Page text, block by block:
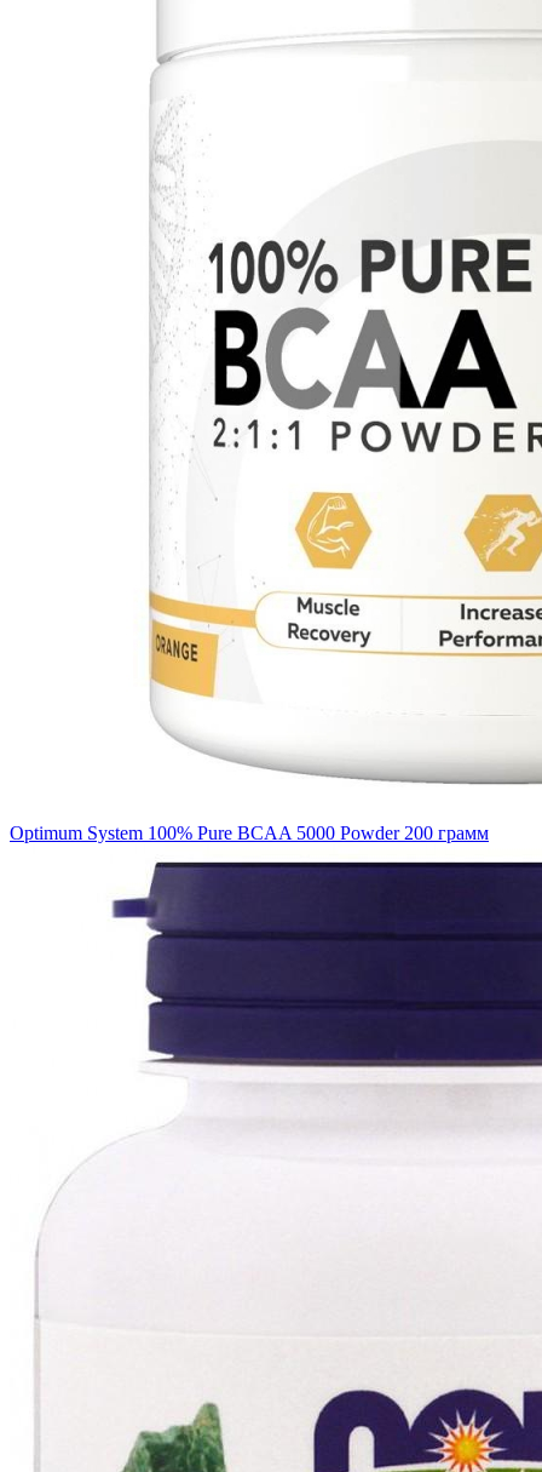
Optimum System 100% Pure BCAA 5000 Powder 200 грамм